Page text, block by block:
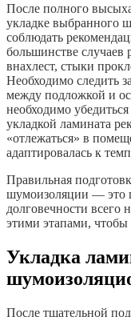
После полного
укладке выбранного
соблюдать
большинстве
внахлест, стыки
Необходимо следить
между подложкой и
необходимо
укладкой ламината
«отлежаться» в
адаптировалась к
Правильная
шумоизоляции — это
долговечности всего
этими этапами,
Укладка
После тщательной